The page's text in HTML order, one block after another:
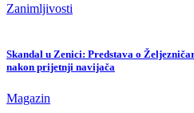
Zanimljivosti
Skandal u Zenici: Predstava o
nakon prijetnji navijača
Magazin